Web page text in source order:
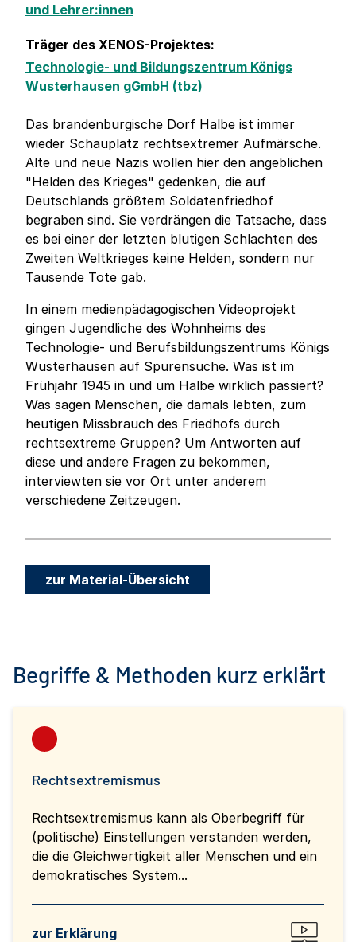
und Lehrer:innen
Träger des XENOS-Projektes:
Technologie- und Bildungszentrum Königs
Wusterhausen gGmbH (tbz)
Das brandenburgische Dorf Halbe ist immer
wieder Schauplatz rechtsextremer Aufmärsche.
Alte und neue Nazis wollen hier den angeblichen
"Helden des Krieges" gedenken, die auf
Deutschlands größtem Soldatenfriedhof
begraben sind. Sie verdrängen die Tatsache, dass
es bei einer der letzten blutigen Schlachten des
Zweiten Weltkrieges keine Helden, sondern nur
Tausende Tote gab.
In einem medienpädagogischen Videoprojekt
gingen Jugendliche des Wohnheims des
Technologie- und Berufsbildungszentrums Königs
Wusterhausen auf Spurensuche. Was ist im
Frühjahr 1945 in und um Halbe wirklich passiert?
Was sagen Menschen, die damals lebten, zum
heutigen Missbrauch des Friedhofs durch
rechtsextreme Gruppen? Um Antworten auf
diese und andere Fragen zu bekommen,
interviewten sie vor Ort unter anderem
verschiedene Zeitzeugen.
zur Material-Übersicht
Begriffe & Methoden kurz erklärt
Rechtsextremismus
Rechtsextremismus kann als Oberbegriff für
(politische) Einstellungen verstanden werden,
die die Gleichwertigkeit aller Menschen und ein
demokratisches System...
zur Erklärung